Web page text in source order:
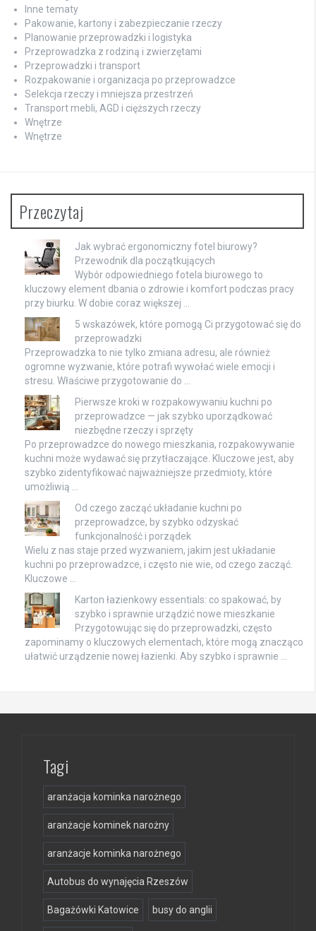
Inne tematy
Pakowanie, kartony i zabezpieczanie rzeczy
Planowanie przeprowadzki i logistyka
Przeprowadzka z rodziną i zwierzętami
Przeprowadzki i transport
Rozpakowanie i organizacja po przeprowadzce
Selekcja rzeczy i mniejsza przestrzeń
Transport mebli, AGD i cięższych rzeczy
Wnętrze
Wnętrze
Przeczytaj
Jak wybrać ergonomiczny fotel biurowy?
Przewodnik dla początkujących
Wybór odpowiedniego fotela biurowego to
kluczowy element dbania o zdrowie i komfort podczas pracy
przy biurku. W dobie coraz większej …
5 wskazówek, które pomogą Ci przygotować się do
przeprowadzki
Przeprowadzka to nie tylko zmiana adresu, ale również
ogromne wyzwanie, które potrafi wywołać wiele emocji i
stresu. Właściwe przygotowanie do …
Pierwsze kroki w rozpakowywaniu kuchni po
przeprowadzce — jak szybko uporządkować
niezbędne rzeczy i sprzęty
Po przeprowadzce do nowego mieszkania, rozpakowywanie
kuchni może wydawać się przytłaczające. Kluczowe jest, aby
szybko zidentyfikować najważniejsze przedmioty, które
umożliwią …
Od czego zacząć układanie kuchni po
przeprowadzce, by szybko odzyskać
funkcjonalność i porządek
Wielu z nas staje przed wyzwaniem, jakim jest układanie
kuchni po przeprowadzce, i często nie wie, od czego zacząć.
Kluczowe …
Karton łazienkowy essentials: co spakować, by
szybko i sprawnie urządzić nowe mieszkanie
Przygotowując się do przeprowadzki, często
zapominamy o kluczowych elementach, które mogą znacząco
ułatwić urządzenie nowej łazienki. Aby szybko i sprawnie …
Tagi
aranżacja kominka narożnego
aranżacje kominek narożny
aranżacje kominka narożnego
Autobus do wynajęcia Rzeszów
Bagażówki Katowice busy do anglii